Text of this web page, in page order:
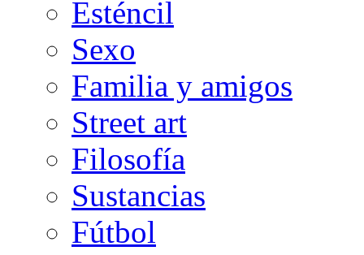
Esténcil
Sexo
Familia y amigos
Street art
Filosofía
Sustancias
Fútbol